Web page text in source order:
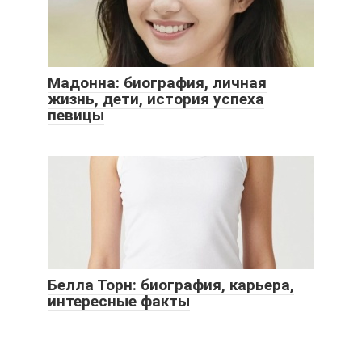
Мадонна: биография, личная
жизнь, дети, история успеха
певицы
Белла Торн: биография, карьера,
интересные факты